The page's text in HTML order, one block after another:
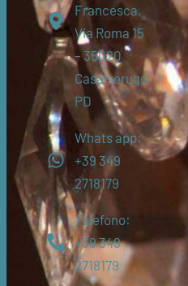
Francesca,
Via Roma 15
– 35020
Casalserugo
PD
Whats app:
+39 349
2718179
Telefono:
+39 349
2718179